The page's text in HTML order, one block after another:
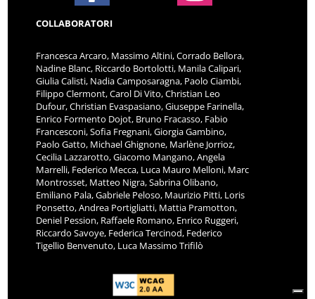
COLLABORATORI
Francesca Arcaro, Massimo Altini, Corrado Bellora,
Nadine Blanc, Riccardo Bortolotti, Manila Calipari,
Giulia Calisti, Nadia Camposaragna, Paolo Ciambi,
Filippo Clermont, Carol Di Vito, Christian Leo
Dufour, Christian Evaspasiano, Giuseppe Farinella,
Enrico Formento Dojot, Bruno Fracasso, Fabio
Francesconi, Sofia Fregnani, Giorgia Gambino,
Paolo Gatto, Michael Ghignone, Marlène Jorrioz,
Cecilia Lazzarotto, Giacomo Mangano, Angela
Marrelli, Federico Mecca, Luca Mauro Melloni, Marc
Montrosset, Matteo Nigra, Sabrina Olibano,
Emiliano Pala, Gabriele Peloso, Maurizio Pitti, Loris
Ponsetto, Andrea Portigliatti, Mattia Pramotton,
Deniel Pession, Raffaele Romano, Enrico Ruggeri,
Riccardo Savoye, Federica Tercinod, Federico
Tigellio Benvenuto, Luca Massimo Trifilò